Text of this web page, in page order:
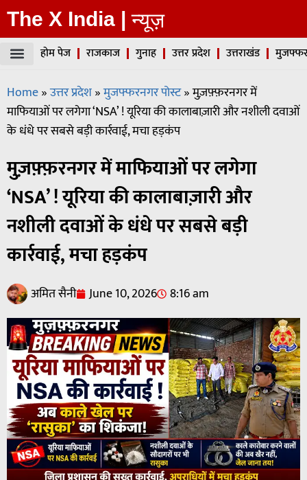
The X India | न्यूज़
होम पेज राजकाज गुनाह उत्तर प्रदेश उत्तराखंड
Home»उत्तर प्रदेश»मुजफ्फरनगर पोस्ट»मुज़फ़्फ़रनगर में
माफियाओं पर लगेगा ‘NSA’ ! यूरिया की कालाबाज़ारी और नशीली दवाओं
के धंधे पर सबसे बड़ी कार्रवाई, मचा हड़कंप
मुज़फ़्फ़रनगर में माफियाओं पर लगेगा
‘NSA’ ! यूरिया की कालाबाज़ारी और
नशीली दवाओं के धंधे पर सबसे बड़ी
कार्रवाई, मचा हड़कंप
अमित सैनी June 10, 2026 8:16 am